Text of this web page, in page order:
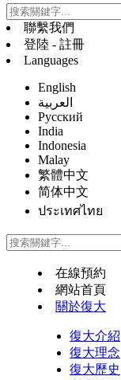
聯繫我們
登陸 - 註冊
Languages
English
العربية
Русский
India
Indonesia
Malay
繁體中文
简体中文
ประเทศไทย
在線預約
網站首頁
關於復大
復大介紹
復大理念
復大歷史